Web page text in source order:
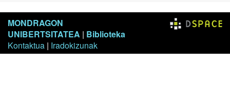
MONDRAGON
UNIBERTSITATEA | Biblioteka
Kontaktua | Iradokizunak